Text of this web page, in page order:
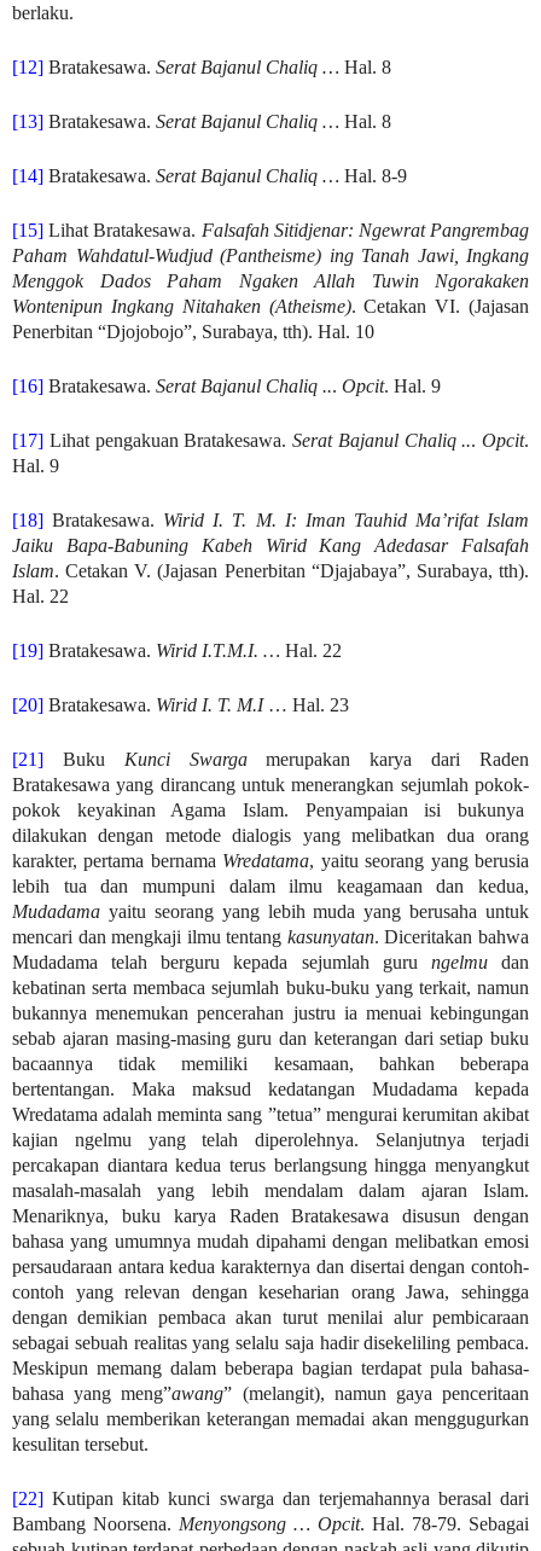
berlaku.
[12] Bratakesawa. Serat Bajanul Chaliq … Hal. 8
[13] Bratakesawa. Serat Bajanul Chaliq … Hal. 8
[14] Bratakesawa. Serat Bajanul Chaliq … Hal. 8-9
[15] Lihat Bratakesawa. Falsafah Sitidjenar: Ngewrat Pangrembag
Paham Wahdatul-Wudjud (Pantheisme) ing Tanah Jawi, Ingkang
Menggok Dados Paham Ngaken Allah Tuwin Ngorakaken
Wontenipun Ingkang Nitahaken (Atheisme). Cetakan VI. (Jajasan
Penerbitan “Djojobojo”, Surabaya, tth). Hal. 10
[16] Bratakesawa. Serat Bajanul Chaliq ... Opcit. Hal. 9
[17] Lihat pengakuan Bratakesawa. Serat Bajanul Chaliq ... Opcit.
Hal. 9
[18] Bratakesawa. Wirid I. T. M. I: Iman Tauhid Ma’rifat Islam
Jaiku Bapa-Babuning Kabeh Wirid Kang Adedasar Falsafah
Islam. Cetakan V. (Jajasan Penerbitan “Djajabaya”, Surabaya, tth).
Hal. 22
[19] Bratakesawa. Wirid I.T.M.I. … Hal. 22
[20] Bratakesawa. Wirid I. T. M.I… Hal. 23
[21] Buku Kunci Swargamerupakan karya dari Raden
Bratakesawa yang dirancang untuk menerangkan sejumlah pokok-
pokok keyakinan Agama Islam. Penyampaian isi bukunya
dilakukan dengan metode dialogis yang melibatkan dua orang
karakter, pertama bernama Wredatama, yaitu seorang yang berusia
lebih tua dan mumpuni dalam ilmu keagamaan dan kedua,
Mudadama yaitu seorang yang lebih muda yang berusaha untuk
mencari dan mengkaji ilmu tentang kasunyatan. Diceritakan bahwa
Mudadama telah berguru kepada sejumlah guru ngelmudan
kebatinan serta membaca sejumlah buku-buku yang terkait, namun
bukannya menemukan pencerahan justru ia menuai kebingungan
sebab ajaran masing-masing guru dan keterangan dari setiap buku
bacaannya tidak memiliki kesamaan, bahkan beberapa
bertentangan. Maka maksud kedatangan Mudadama kepada
Wredatama adalah meminta sang ”tetua” mengurai kerumitan akibat
kajian ngelmu yang telah diperolehnya. Selanjutnya terjadi
percakapan diantara kedua terus berlangsung hingga menyangkut
masalah-masalah yang lebih mendalam dalam ajaran Islam.
Menariknya, buku karya Raden Bratakesawa disusun dengan
bahasa yang umumnya mudah dipahami dengan melibatkan emosi
persaudaraan antara kedua karakternya dan disertai dengan contoh-
contoh yang relevan dengan keseharian orang Jawa, sehingga
dengan demikian pembaca akan turut menilai alur pembicaraan
sebagai sebuah realitas yang selalu saja hadir disekeliling pembaca.
Meskipun memang dalam beberapa bagian terdapat pula bahasa-
bahasa yang meng”awang” (melangit), namun gaya penceritaan
yang selalu memberikan keterangan memadai akan menggugurkan
kesulitan tersebut.
[22] Kutipan kitab kunci swarga dan terjemahannya berasal dari
Bambang Noorsena. Menyongsong … Opcit. Hal. 78-79. Sebagai